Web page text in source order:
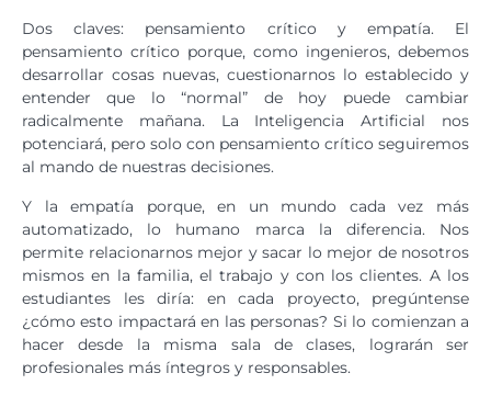
Dos claves: pensamiento crítico y empatía. El
pensamiento crítico porque, como ingenieros, debemos
desarrollar cosas nuevas, cuestionarnos lo establecido y
entender que lo “normal” de hoy puede cambiar
radicalmente mañana. La Inteligencia Artificial nos
potenciará, pero solo con pensamiento crítico seguiremos
al mando de nuestras decisiones.
Y la empatía porque, en un mundo cada vez más
automatizado, lo humano marca la diferencia. Nos
permite relacionarnos mejor y sacar lo mejor de nosotros
mismos en la familia, el trabajo y con los clientes. A los
estudiantes les diría: en cada proyecto, pregúntense
¿cómo esto impactará en las personas? Si lo comienzan a
hacer desde la misma sala de clases, lograrán ser
profesionales más íntegros y responsables.